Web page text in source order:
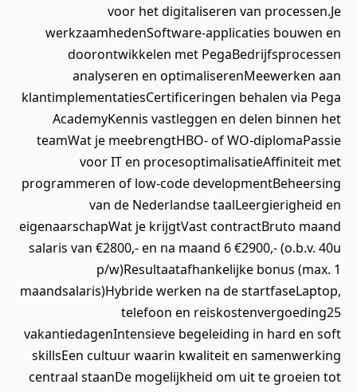
voor het digitaliseren van processen.Je
werkzaamhedenSoftware-applicaties bouwen en
doorontwikkelen met PegaBedrijfsprocessen
analyseren en optimaliserenMeewerken aan
klantimplementatiesCertificeringen behalen via Pega
AcademyKennis vastleggen en delen binnen het
teamWat je meebrengtHBO- of WO-diplomaPassie
voor IT en procesoptimalisatieAffiniteit met
programmeren of low-code developmentBeheersing
van de Nederlandse taalLeergierigheid en
eigenaarschapWat je krijgtVast contractBruto maand
salaris van €2800,- en na maand 6 €2900,- (o.b.v. 40u
p/w)Resultaatafhankelijke bonus (max. 1
maandsalaris)Hybride werken na de startfaseLaptop,
telefoon en reiskostenvergoeding25
vakantiedagenIntensieve begeleiding in hard en soft
skillsEen cultuur waarin kwaliteit en samenwerking
centraal staanDe mogelijkheid om uit te groeien tot